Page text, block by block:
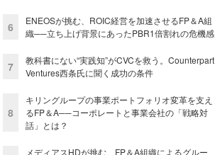
6
ENEOSが挑む、ROIC経営を加速させるFP＆A組
織──立ち上げ背景にあったPBR1倍割れの危機感
7
教科書にない“実践知”がCVCを救う。Counterpart
Ventures西条氏に聞く成功の条件
8
キリングループの事業ポートフォリオ変革を支え
るFP＆A──コーポレートと事業会社の「戦略対
話」とは？
メディアスHDが挑む、FP＆A組織によるグルー